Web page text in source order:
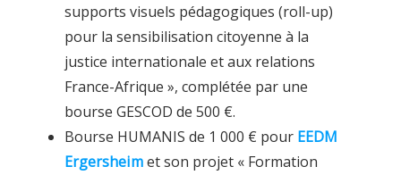
supports visuels pédagogiques (roll-up)
pour la sensibilisation citoyenne à la
justice internationale et aux relations
France-Afrique », complétée par une
bourse GESCOD de 500 €.
Bourse HUMANIS de 1 000 € pour EEDM
Ergersheimet son projet « Formation